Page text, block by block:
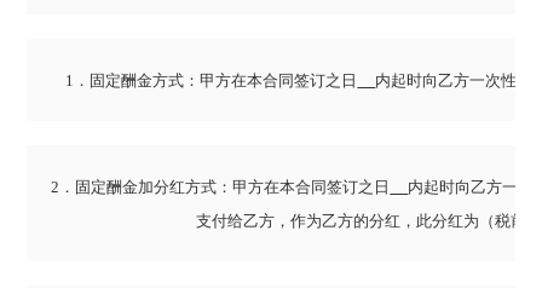
    1．固定酬金方式：甲方在本合同签订之日
内起时向乙方一次性支
2．固定酬金加分红方式：甲方在本合同签订之日 内起时向乙方一次